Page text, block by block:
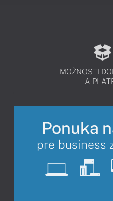
MOŽNOSTI
A
Ponuka
pre business